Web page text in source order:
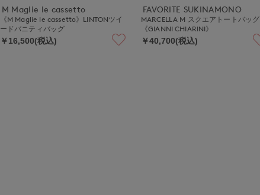
M Maglie le cassetto
《M Maglie le cassetto》LINTONツイ
ードバニティバッグ
￥16,500(税込)
FAVORITE SUKINAMONO
MARCELLA M スクエアトートバッグ
《GIANNI CHIARINI》
￥40,700(税込)